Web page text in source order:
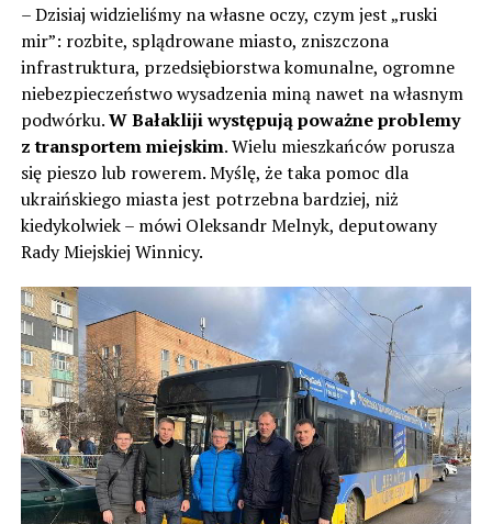
– Dzisiaj widzieliśmy na własne oczy, czym jest „ruski
mir”: rozbite, splądrowane miasto, zniszczona
infrastruktura, przedsiębiorstwa komunalne, ogromne
niebezpieczeństwo wysadzenia miną nawet na własnym
podwórku.W Bałakliji występują poważne problemy
z transportem miejskim. Wielu mieszkańców porusza
się pieszo lub rowerem. Myślę, że taka pomoc dla
ukraińskiego miasta jest potrzebna bardziej, niż
kiedykolwiek – mówi Oleksandr Melnyk, deputowany
Rady Miejskiej Winnicy.